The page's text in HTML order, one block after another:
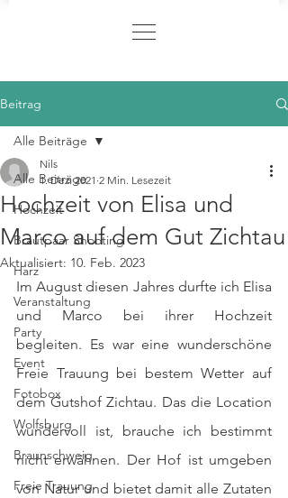
Beitrag
Alle Beiträge
Hochzeit
Brautpaar Shooting
Harz
Veranstaltung
Party
Event
Fotobox
Wolfsburg
Braunschweig
Freie Trauung
Alle Beiträge
Hochzeit von Elisa und
Marco auf dem Gut Zichtau
Nils
1. Dez. 2021 2 Min. Lesezeit
Aktualisiert: 10. Feb. 2023
Im August diesen Jahres durfte ich Elisa
und Marco bei ihrer Hochzeit
begleiten. Es war eine wunderschöne
Freie Trauung bei bestem Wetter auf
dem Gutshof Zichtau. Das die Location
wundervoll ist, brauche ich bestimmt
nicht erwähnen. Der Hof ist umgeben
von Natur und bietet damit alle Zutaten